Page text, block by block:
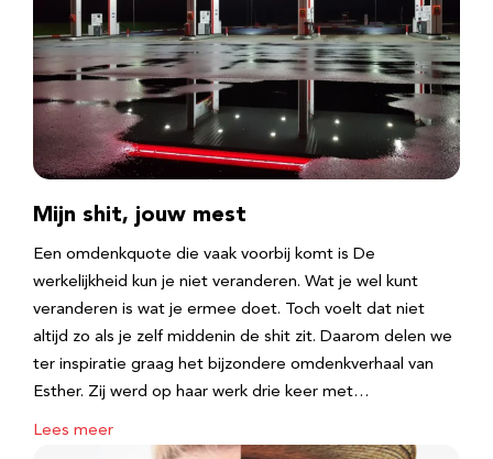
Mijn shit, jouw mest
Een omdenkquote die vaak voorbij komt is De
werkelijkheid kun je niet veranderen. Wat je wel kunt
veranderen is wat je ermee doet. Toch voelt dat niet
altijd zo als je zelf middenin de shit zit. Daarom delen we
ter inspiratie graag het bijzondere omdenkverhaal van
Esther. Zij werd op haar werk drie keer met…
Lees meer